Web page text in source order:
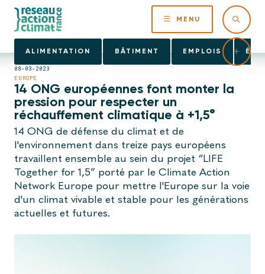
MENU
ALIMENTATION BÂTIMENT EMPLOIS
08-03-2023
EUROPE
14 ONG européennes font monter la
pression pour respecter un
réchauffement climatique à +1,5°
14 ONG de défense du climat et de
l'environnement dans treize pays européens
travaillent ensemble au sein du projet “LIFE
Together for 1,5” porté par le Climate Action
Network Europe pour mettre l'Europe sur la voie
d'un climat vivable et stable pour les générations
actuelles et futures.